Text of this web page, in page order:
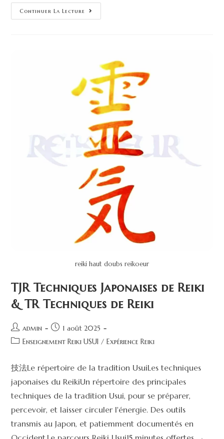
Continuer La Lecture
reiki haut doubs reikoeur
TJR Techniques Japonaises de Reiki
& TR Techniques de Reiki
admin
1 août 2025
Enseignement Reiki USUI / Expérience Reiki
技法Le répertoire de la tradition UsuiLes techniques
japonaises du ReikiUn répertoire des principales
techniques de la tradition Usui, pour se préparer,
percevoir, et laisser circuler l'énergie. Des outils
transmis au Japon, et patiemment documentés en